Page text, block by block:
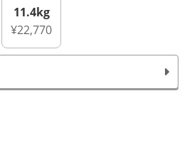
11.4kg
¥22,770